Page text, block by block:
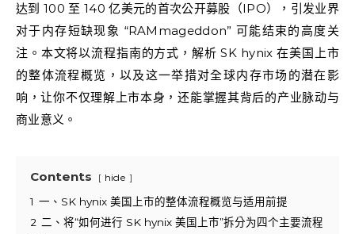
达到 100 至 140 亿美元的首次公开募股（IPO），引发业界
对于内存短缺现象 “RAMmageddon” 可能结束的高度关
注。本文将以流程指南的方式，解析 SK hynix 在美国上市
的整体流程概览，以及这一举措对全球内存市场的潜在影
响，让你不仅理解上市本身，还能掌握其背后的产业脉动与
商业意义。
Contents hide
1 一、SK hynix 美国上市的整体流程概览与适用前提
2 二、将“如何进行 SK hynix 美国上市”拆分为四个主要流程